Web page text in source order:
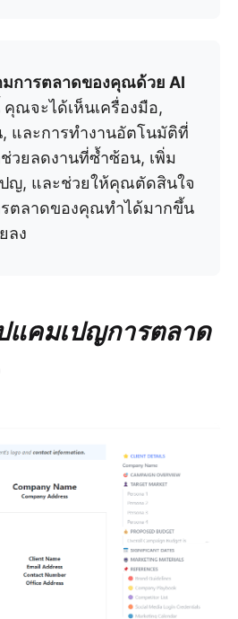
มการตลาดของคุณด้วย AI
ณจะได้เห็นเครื่องมือ,
และการทำงานอัตโนมัติที่
วยลดงานที่ซ้ำซ้อน, เพิ่ม
ปญ, และช่วยให้คุณตัดสินใจ
ตลาดของคุณทำได้มากขึ้น
ลง
แคมเปญการตลาด